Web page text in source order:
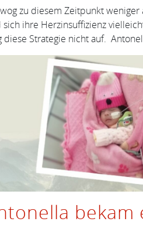
zu diesem Zeitpunkt
sich ihre Herzinsuffizienz
diese Strategie nicht auf.
bekam